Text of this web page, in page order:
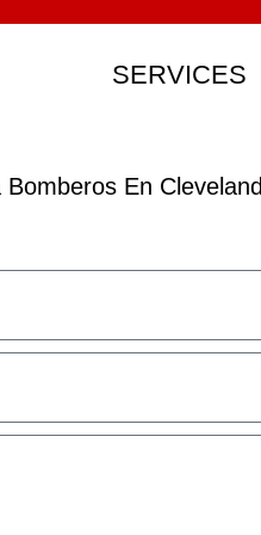
SERVICES
En Cleveland